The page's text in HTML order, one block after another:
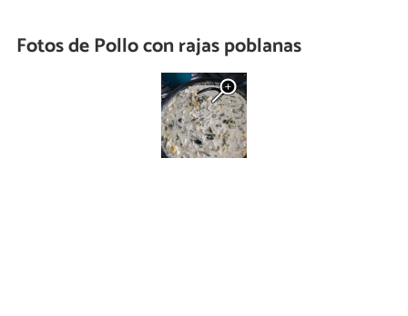
Fotos de Pollo con rajas poblanas